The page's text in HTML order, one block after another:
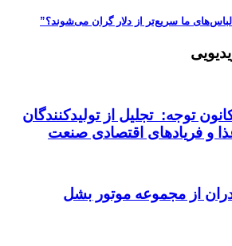
ما سریع‌تر از دلار گران می‌شوند؟”
توجه: تجلیل از تولیدکنندگان
و فریادهای اقتصادی صنعت
از مجموعه موتور بشل